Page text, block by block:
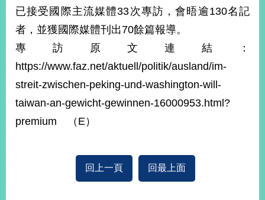
訊
公
開
民
服
本
已接受國際主流媒體33次專訪，會晤逾130名記
者，並獲國際媒體刊出70餘篇報導。
專訪原文連結：
https://www.faz.net/aktuell/politik/ausland/im-
streit-zwischen-peking-und-washington-will-
taiwan-an-gewicht-gewinnen-16000953.html?
premium （E）
回上一頁 回最上面